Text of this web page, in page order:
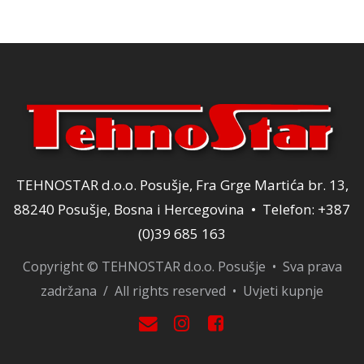
TEHNOSTAR d.o.o. Posušje, Fra Grge Martića br. 13,
88240 Posušje, Bosna i Hercegovina • Telefon: +387
(0)39 685 163
Copyright © TEHNOSTAR d.o.o. Posušje • Sva prava
zadržana / All rights reserved • Uvjeti kupnje